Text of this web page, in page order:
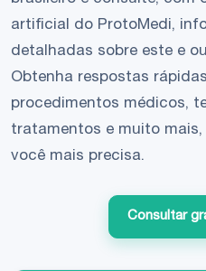
artificial do ProtoMedi,
detalhadas sobre este e
Obtenha respostas
procedimentos médicos,
tratamentos e muito
você mais precisa.
Consultar